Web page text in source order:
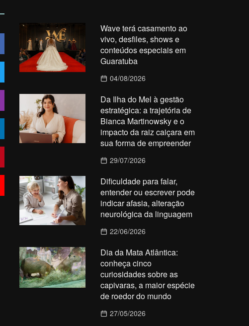
Wave terá casamento ao
vivo, desfiles, shows e
conteúdos especiais em
Guaratuba
04/08/2026
Da Ilha do Mel à gestão
estratégica: a trajetória de
Bianca Martinowsky e o
impacto da raiz caiçara em
sua forma de empreender
29/07/2026
Dificuldade para falar,
entender ou escrever pode
indicar afasia, alteração
neurológica da linguagem
22/06/2026
Dia da Mata Atlântica:
conheça cinco
curiosidades sobre as
capivaras, a maior espécie
de roedor do mundo
27/05/2026